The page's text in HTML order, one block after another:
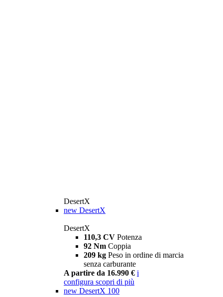
DesertX
new DesertX
DesertX
110,3 CV Potenza
92 Nm Coppia
209 kg Peso in ordine di marcia
senza carburante
A partire da 16.990 € i
configura scopri di più
new DesertX 100